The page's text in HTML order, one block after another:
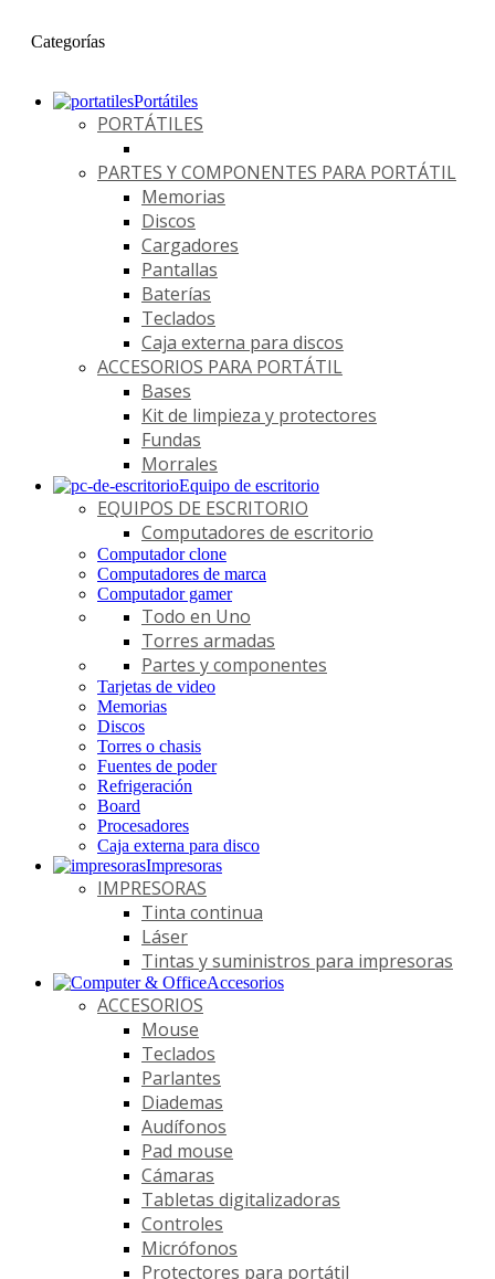
Categorías
Portátiles
PORTÁTILES
PARTES Y COMPONENTES PARA PORTÁTIL
Memorias
Discos
Cargadores
Pantallas
Baterías
Teclados
Caja externa para discos
ACCESORIOS PARA PORTÁTIL
Bases
Kit de limpieza y protectores
Fundas
Morrales
Equipo de escritorio
EQUIPOS DE ESCRITORIO
Computadores de escritorio
Computador clone
Computadores de marca
Computador gamer
Todo en Uno
Torres armadas
Partes y componentes
Tarjetas de video
Memorias
Discos
Torres o chasis
Fuentes de poder
Refrigeración
Board
Procesadores
Caja externa para disco
Impresoras
IMPRESORAS
Tinta continua
Láser
Tintas y suministros para impresoras
Accesorios
ACCESORIOS
Mouse
Teclados
Parlantes
Diademas
Audífonos
Pad mouse
Cámaras
Tabletas digitalizadoras
Controles
Micrófonos
Protectores para portátil